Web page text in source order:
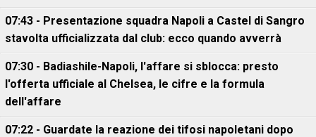
07:43 - Presentazione squadra Napoli a Castel di Sangro
stavolta ufficializzata dal club: ecco quando avverrà
07:30 - Badiashile-Napoli, l'affare si sblocca: presto
l'offerta ufficiale al Chelsea, le cifre e la formula
dell'affare
07:22 - Guardate la reazione dei tifosi napoletani dopo